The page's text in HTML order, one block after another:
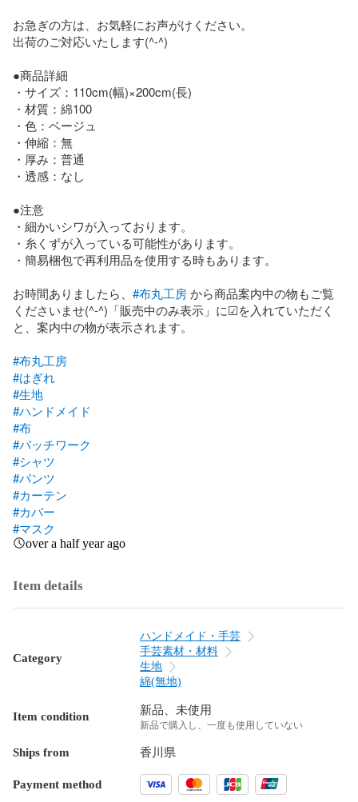
お急ぎの方は、お気軽にお声がけください。
出荷のご対応いたします(^-^)
●商品詳細
・サイズ：110cm(幅)×200cm(長)
・材質：綿100
・色：ベージュ
・伸縮：無
・厚み：普通
・透感：なし
●注意
・細かいシワが入っております。
・糸くずが入っている可能性があります。
・簡易梱包で再利用品を使用する時もあります。
お時間ありましたら、 #布丸工房 から商品案内中の物もご覧
くださいませ(^-^)「販売中のみ表示」に☑︎を入れていただく
と、案内中の物が表示されます。
#布丸工房
#はぎれ
#生地
#ハンドメイド
#布
#パッチワーク
#シャツ
#パンツ
#カーテン
#カバー
#マスク
over a half year ago
Item details
Category
ハンドメイド・手芸
手芸素材・材料
生地
綿(無地)
Item condition 新品、未使用
新品で購入し、一度も使用していない
Ships from 香川県
Payment method